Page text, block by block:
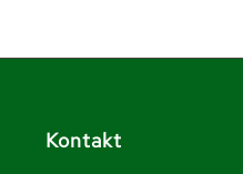
Kontakt